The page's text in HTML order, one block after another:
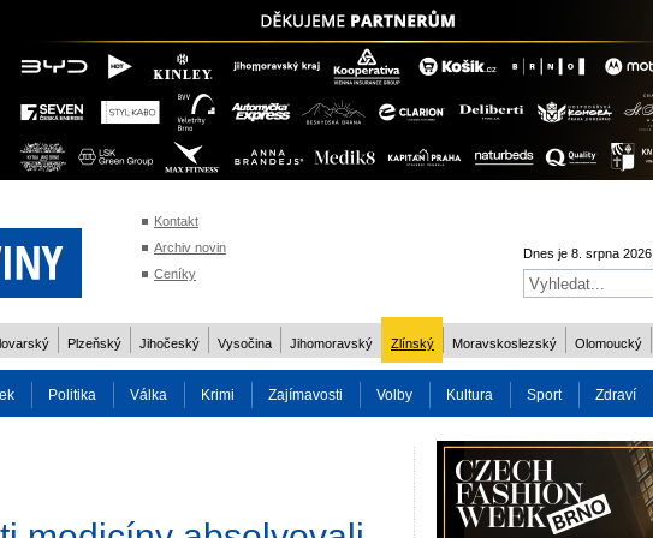
Kontakt
Archiv novin
Ceníky
Dnes je 8. srpna 2026,
Plzeňský Jihočeský Vysočina Jihomoravský Zlínský Moravskoslezský Olomoucký
Politika Válka Krimi Zajímavosti Volby Kultura Sport Zdraví
Charita Osobnost Více